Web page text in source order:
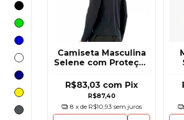
Camiseta Masculina
Selene com Proteção
R$87,40
R$83,03 com Pix
8 x de R$10,93 sem juros